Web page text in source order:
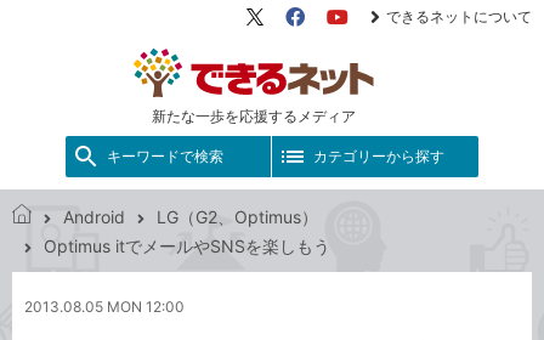
新たな一歩を応援するメディア
X（旧
FacebookYouTube
できるネットについて
キーワードで検索 カテゴリーから探す
で
ネ
Android
LG（G2、Optimus）
Optimus itでメールやSNSを楽しもう
2013.08.05 MON 12:00